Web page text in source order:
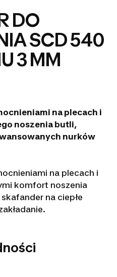
DO
SCD 540
3 MM
na plecach i
noszenia butli,
nurków
na plecach i
komfort noszenia
na ciepłe